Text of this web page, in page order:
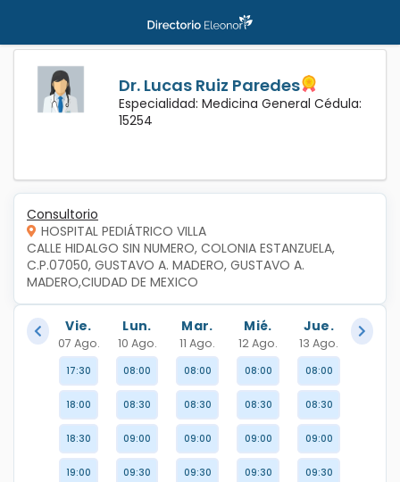
Dr. Lucas Ruiz Paredes
Especialidad: Medicina General Cédula:
15254
Consultorio
HOSPITAL PEDIÁTRICO VILLA
CALLE HIDALGO SIN NUMERO, COLONIA ESTANZUELA,
C.P.07050, GUSTAVO A. MADERO, GUSTAVO A.
MADERO,CIUDAD DE MEXICO
Vie.
07 Ago.
Lun.
10 Ago.
Mar.
11 Ago.
Mié.
12 Ago.
Jue.
13 Ago.
17:30
18:00
18:30
19:00
08:00
08:30
09:00
09:30
08:00
08:30
09:00
09:30
08:00
08:30
09:00
09:30
08:00
08:30
09:00
09:30